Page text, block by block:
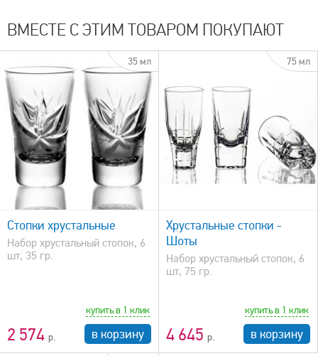
ВМЕСТЕ С ЭТИМ ТОВАРОМ ПОКУПАЮТ
35 мл
Стопки хрустальные
Набор хрустальный стопок, 6
шт, 35 гр.
2 574
купить в 1 клик
в корзину
75 мл
быстрый просмотр
Хрустальные стопки -
Шоты
Набор хрустальный стопок, 6
шт, 75 гр.
4 645
купить в 1 клик
в корзину